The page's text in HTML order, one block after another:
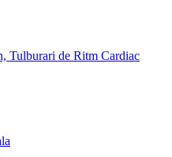
Tulburari de Ritm Cardiac